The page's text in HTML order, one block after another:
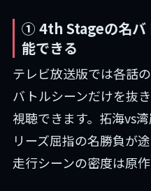
① 4th Stageの名バ
能できる
テレビ放送版では各話
バトルシーンだけを抜
視聴できます。拓海vs
リーズ屈指の名勝負が
走行シーンの密度は原